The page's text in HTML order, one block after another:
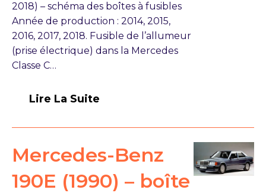
2018) – schéma des boîtes à fusibles
Année de production : 2014, 2015,
2016, 2017, 2018. Fusible de l’allumeur
(prise électrique) dans la Mercedes
Classe C…
Lire La Suite
Mercedes-Benz
190E (1990) – boîte